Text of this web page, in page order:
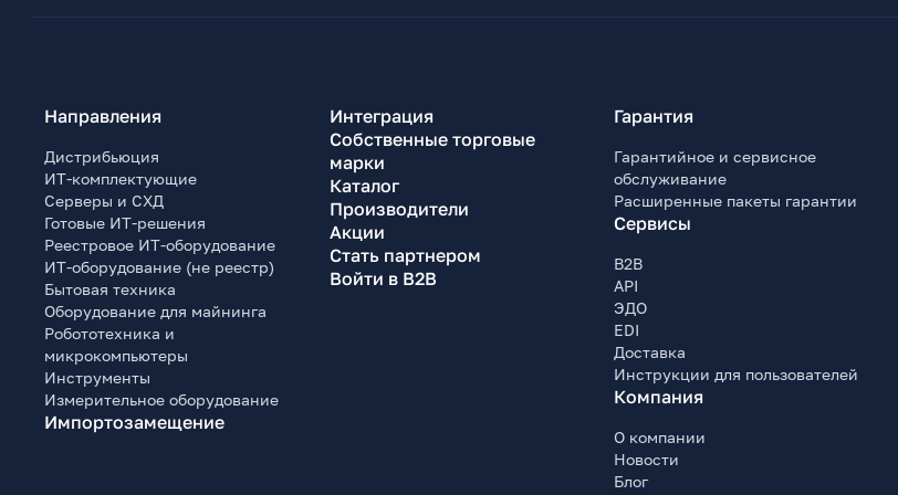
Направления
Дистрибьюция
ИТ-комплектующие
Серверы и СХД
Готовые ИТ-решения
Реестровое ИТ-оборудование
ИТ-оборудование (не реестр)
Бытовая техника
Оборудование для майнинга
Робототехника и
микрокомпьютеры
Инструменты
Измерительное оборудование
Импортозамещение
Интеграция
Собственные торговые
марки
Каталог
Производители
Акции
Стать партнером
Войти в B2B
Гарантия
Гарантийное и сервисное
обслуживание
Расширенные пакеты гарантии
Сервисы
B2B
API
ЭДО
EDI
Доставка
Инструкции для пользователей
Компания
О компании
Новости
Блог